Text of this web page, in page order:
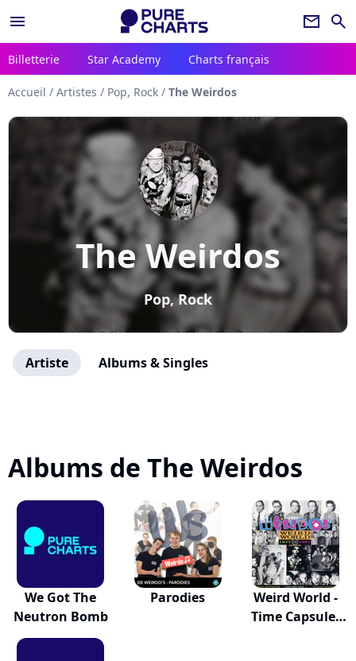
menu newsletter search
Billetterie Star Academy Charts français
Accueil / Artistes / Pop, Rock / The Weirdos
The Weirdos
Pop, Rock
Artiste Albums & Singles
Albums de The Weirdos
We Got The
Neutron Bomb
Parodies
Weird World -
Time Capsule,